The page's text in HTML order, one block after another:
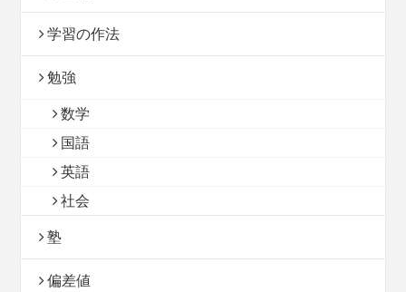
学習の作法
勉強
数学
国語
英語
社会
塾
偏差値